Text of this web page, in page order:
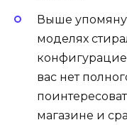
Выше
моделях
вас нет
магазине и